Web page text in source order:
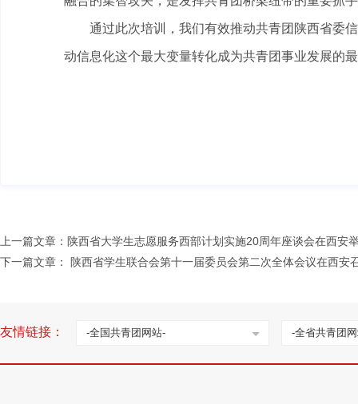
通过此次培训，我们有效推动共青团陕西省委
动信息化这个最大变量转化成为共青团事业发展的
上一篇文章： 陕西省大学生志愿服务西部计划实施20周年座谈会在西安
下一篇文章：
陕西省学生联合会第十一届委员会第二次全体会议在西安
友情链接： -全国共青团网站- -全省共青团